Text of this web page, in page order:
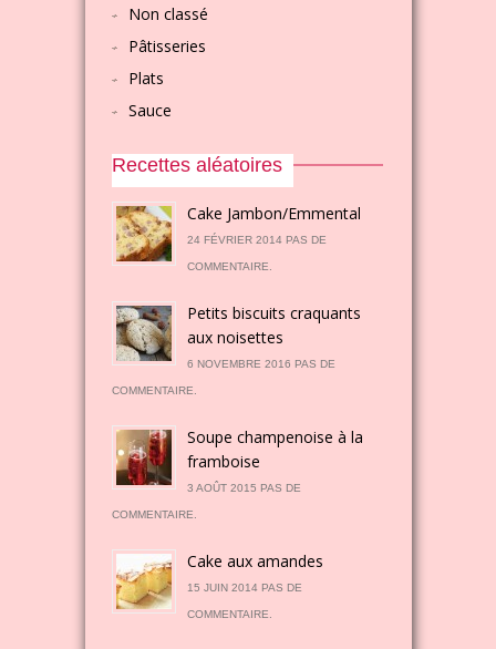
Non classé
Pâtisseries
Plats
Sauce
Recettes aléatoires
Cake Jambon/Emmental
24 FÉVRIER 2014 PAS DE
COMMENTAIRE.
Petits biscuits craquants
aux noisettes
6 NOVEMBRE 2016 PAS DE
COMMENTAIRE.
Soupe champenoise à la
framboise
3 AOÛT 2015 PAS DE
COMMENTAIRE.
Cake aux amandes
15 JUIN 2014 PAS DE
COMMENTAIRE.